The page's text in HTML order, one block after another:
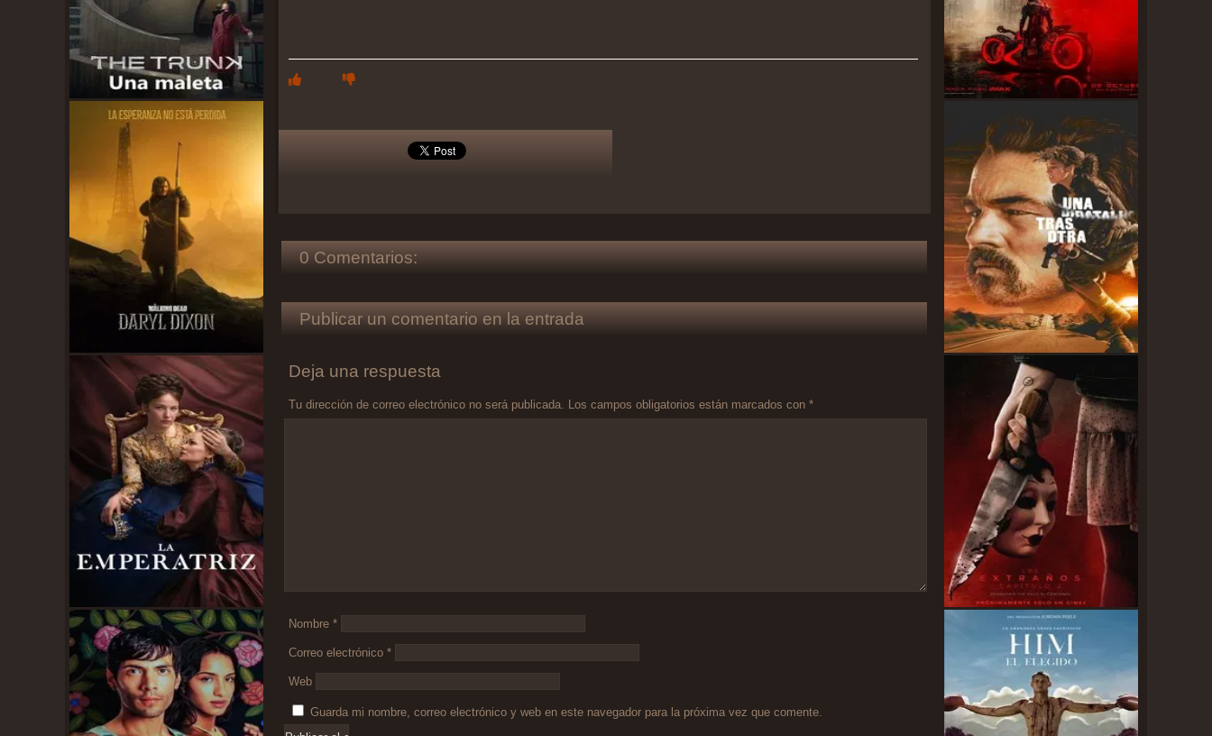
0 Comentarios:
Publicar un comentario en la entrada
Deja una respuesta
Tu dirección de correo electrónico no será publicada. Los campos obligatorios están marcados con *
Nombre *
Correo electrónico *
Web
Guarda mi nombre, correo electrónico y web en este navegador para la próxima vez que comente.